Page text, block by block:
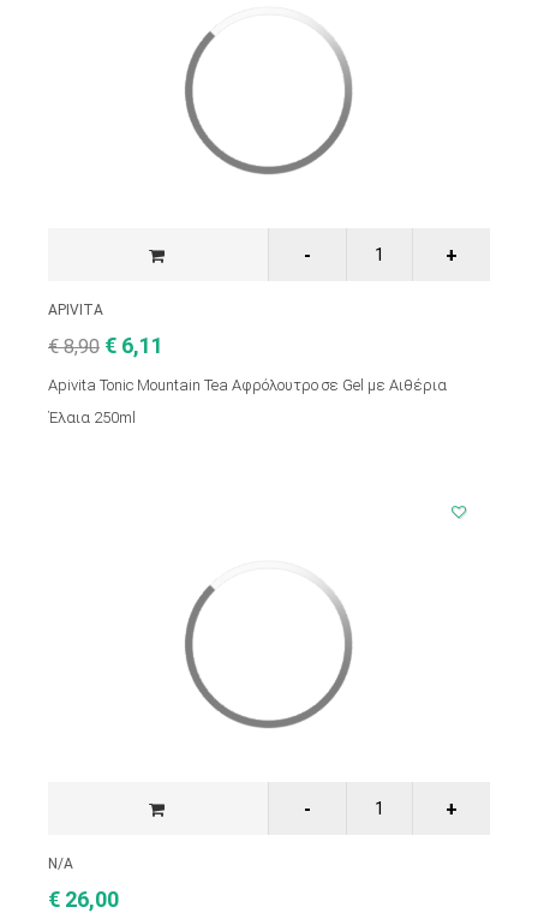
APIVITA
€ 8,90 € 6,11
Apivita Tonic Mountain Tea Αφρόλουτρο σε Gel με Αιθέρια
Έλαια 250ml
N/A
€ 26,00